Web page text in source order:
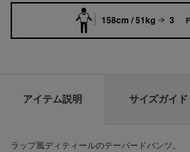
158cm / 51kg 3
アイテム説明 サイズガイド
ラップ風ディティールのテーパードパンツ。